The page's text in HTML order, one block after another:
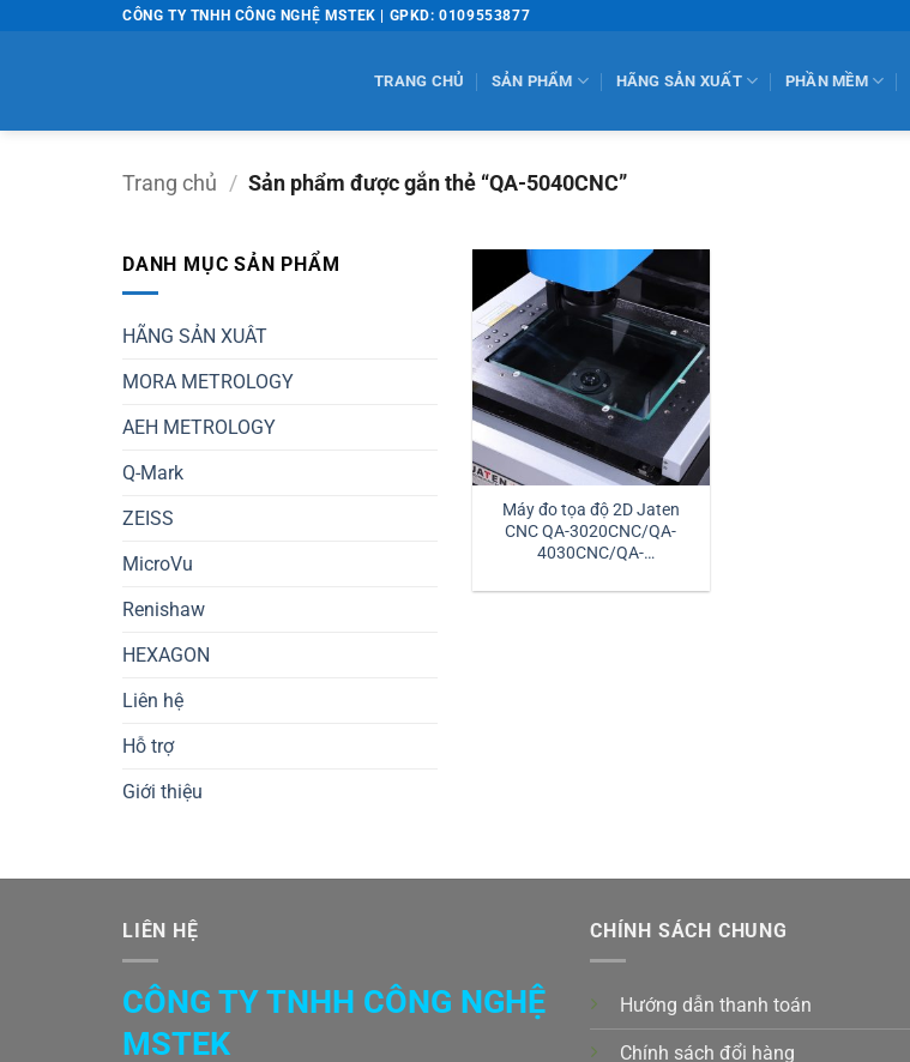
CÔNG TY TNHH CÔNG NGHỆ MSTEK | GPKD: 0109553877
TRANG CHỦ SẢN PHẨM HÃNG SẢN XUẤT PHẦN MỀM
Trang chủ / Sản phẩm được gắn thẻ “QA-5040CNC”
DANH MỤC SẢN PHẨM
HÃNG SẢN XUÂT
MORA METROLOGY
AEH METROLOGY
Q-Mark
ZEISS
MicroVu
Renishaw
HEXAGON
Liên hệ
Hỗ trợ
Giới thiệu
Máy đo tọa độ 2D Jaten
CNC QA-3020CNC/QA-
4030CNC/QA-
Đại lý Jaten Việt Nam
LIÊN HỆ
CÔNG TY TNHH CÔNG NGHỆ
MSTEK
CHÍNH SÁCH CHUNG
Hướng dẫn thanh toán
Chính sách đổi hàng